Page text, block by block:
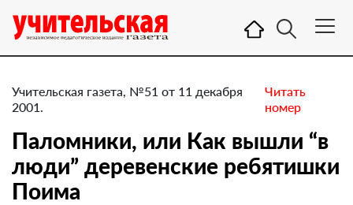
Учительская газета, №51 от 11 декабря
2001.
Читать
номер
Паломники, или Как вышли “в
люди” деревенские ребятишки
Поима